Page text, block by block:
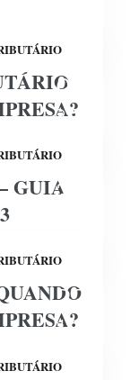
08
DEZ
30
GUIA
23
NOV